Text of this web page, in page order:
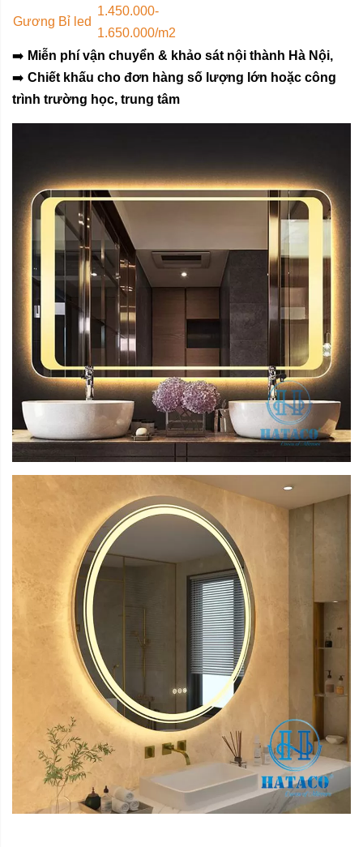
Gương Bỉ led
1.450.000-
1.650.000/m2
➡️ Miễn phí vận chuyển & khảo sát nội thành Hà Nội,
➡️ Chiết khấu cho đơn hàng số lượng lớn hoặc công
trình trường học, trung tâm